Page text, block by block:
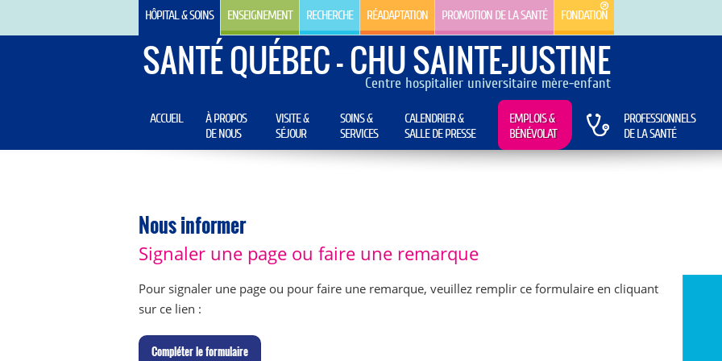
HÔPITAL & SOINS ENSEIGNEMENT RECHERCHE RÉADAPTATION PROMOTION DE LA SANTÉ FONDATION
SANTÉ QUÉBEC - CHU SAINTE-JUSTINE
Centre hospitalier universitaire mère-enfant
ACCUEIL
À PROPOS
DE NOUS
VISITE &
SÉJOUR
SOINS &
SERVICES
CALENDRIER &
SALLE DE PRESSE
EMPLOIS &
BÉNÉVOLAT
PROFESSIONNELS
DE LA SANTÉ
Nous informer
Signaler une page ou faire une remarque
Pour signaler une page ou pour faire une remarque, veuillez remplir ce formulaire en cliquant
sur ce lien :
Compléter le formulaire